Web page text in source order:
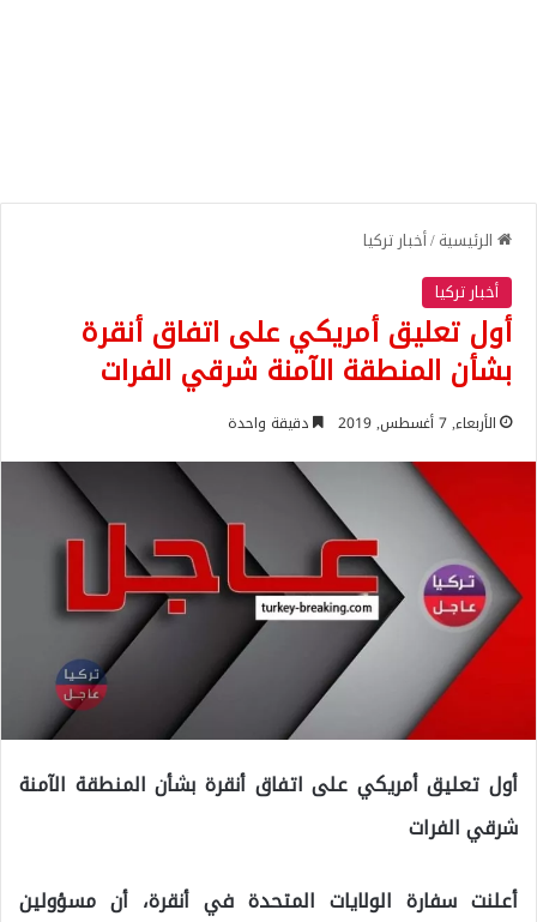
الرئيسية/أخبار تركيا
أخبار تركيا
أول تعليق أمريكي على اتفاق أنقرة
بشأن المنطقة الآمنة شرقي الفرات
الأربعاء, 7 أغسطس, 2019 دقيقة واحدة
أول تعليق أمريكي على اتفاق أنقرة بشأن المنطقة الآمنة
شرقي الفرات
أعلنت سفارة الولايات المتحدة في أنقرة، أن مسؤولين